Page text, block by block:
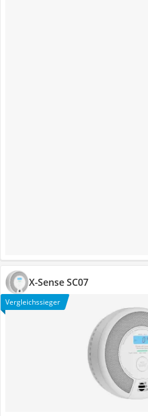
X-Sense SC07
Vergleichssieger